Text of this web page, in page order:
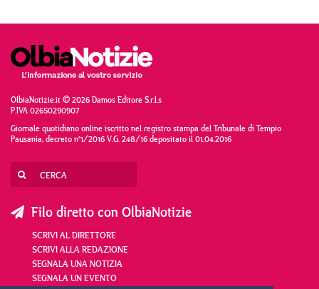
OlbiaNotizie.it © 2026 Damos Editore S.r.l.s
P.IVA 02650290907
Giornale quotidiano online iscritto nel registro stampa del Tribunale di Tempio
Pausania, decreto n°1/2016 V.G. 248/16 depositato il 01.04.2016
Filo diretto con OlbiaNotizie
SCRIVI AL DIRETTORE
SCRIVI ALLA REDAZIONE
SEGNALA UNA NOTIZIA
SEGNALA UN EVENTO